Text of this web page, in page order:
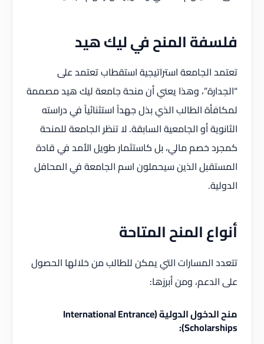
فلسفة المنح في ليك هيد
تعتمد الجامعة استراتيجية استقطاب تعتمد على
“الجدارة”، وهذا يعني أن منحة جامعة ليك هيد مصممة
لمكافأة الطالب الذي بذل جهداً استثنائياً في دراسته
الثانوية أو الجامعية السابقة. لا تنظر الجامعة للمنحة
كمجرد خصم مالي، بل كاستثمار طويل الأمد في قادة
المستقبل الذين سيحملون اسم الجامعة في المحافل
الدولية.
أنواع المنح المتاحة
تتعدد المسارات التي يمكن للطالب من خلالها الحصول
على الدعم، ومن أبرزها:
منح الدخول الدولية (International Entrance
Scholarships):